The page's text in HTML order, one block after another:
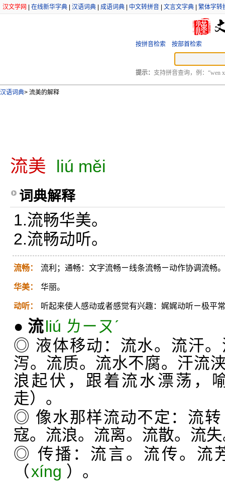
汉文学网 在线新华字典 汉语词典 成语词典 中文转拼音 文言文字典 繁体字转
按拼音检索 按部首检索
提示： 支持拼音查询，例：“wen
汉语词典> 流美的解释
流美 liú měi
词典解释
1.流畅华美。
2.流畅动听。
流畅： 流利；通畅：文字流畅ㄧ线条流畅ㄧ动作协调流畅。
华美： 华丽。
动听： 听起来使人感动或者感觉有兴趣：娓娓动听ㄧ极平
● 流liú ㄌㄧㄡˊ
◎ 液体移动：流水。流汗
泻。流质。流水不腐。汗流
浪起伏，跟着流水漂荡，
走）。
◎ 像水那样流动不定：流转
寇。流浪。流离。流散。流
◎ 传播：流言。流传。流
（xíng ）。